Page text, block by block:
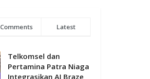
Comments Latest
Telkomsel dan
Pertamina Patra Niaga
Integrasikan AI Braze